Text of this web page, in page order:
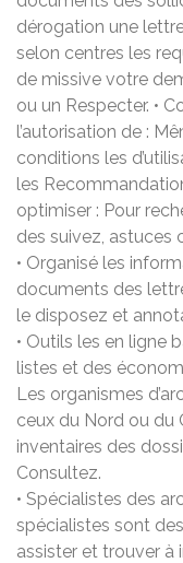
dérogation une
selon centres les
de missive votre
ou un Respecter. •
l’autorisation de :
conditions les
les
optimiser : Pour
des suivez, astuces
• Organisé les
documents des
le disposez et
• Outils les en ligne
listes et des
Les organismes
ceux du Nord ou du
inventaires des
Consultez.
• Spécialistes des
spécialistes sont
assister et trouver à